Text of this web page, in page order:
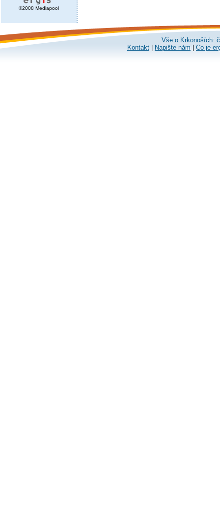
©2008 Mediapool
Vše o Krkonoších:
Kontakt
Napište nám Co je